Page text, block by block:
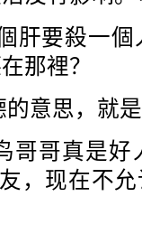
要殺一個
那裡？
思，就是
哥真是好
，现在不